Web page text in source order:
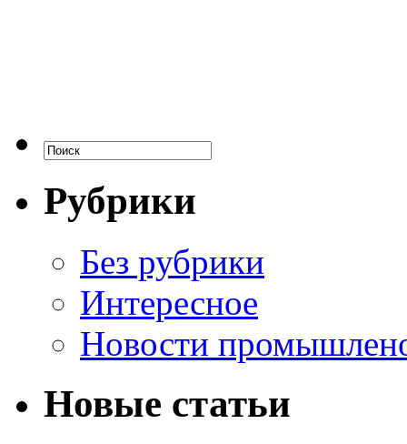
Рубрики
Без рубрики
Интересное
Новости
Новые статьи